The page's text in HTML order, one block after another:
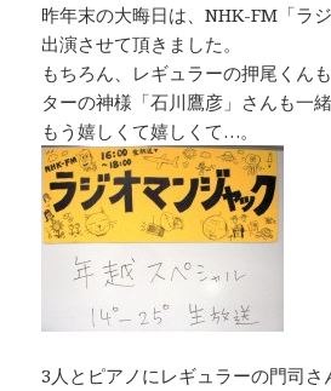
昨年末の大晦日は、NHK-FM「ラ
出演させて頂きました。
もちろん、レギュラーの押尾くん
ターの神様「石川鷹彦」さんも一
もう嬉しくて嬉しくて…。
3人とピアノにレギュラーの門司さ